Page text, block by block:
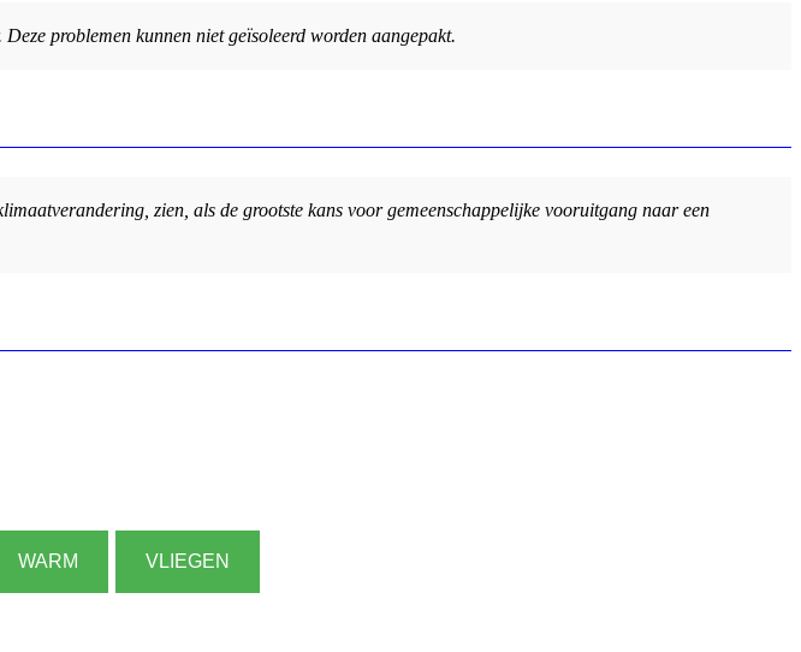
problemen kunnen niet geïsoleerd worden aangepakt.
zien, als de grootste kans voor gemeenschappelijke vooruitgang naar een
WARM VLIEGEN